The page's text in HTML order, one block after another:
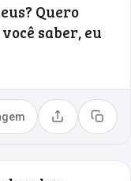
Quero
saber, eu
Compartilhar
Copiar